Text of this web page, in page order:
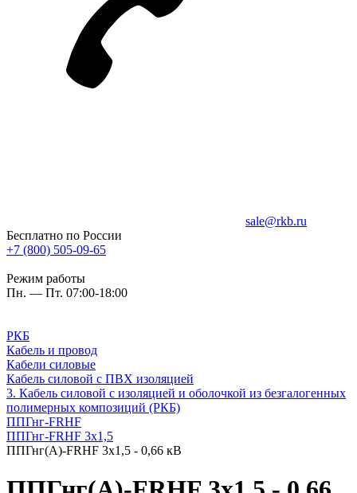
sale@rkb.ru
Бесплатно по России
+7 (800) 505-09-65
Режим работы
Пн. — Пт. 07:00-18:00
РКБ
Кабель и провод
Кабели силовые
Кабель силовой с ПВХ изоляцией
3. Кабель силовой с изоляцией и оболочкой из безгалогенных
полимерных композиций (РКБ)
ППГнг-FRHF
ППГнг-FRHF 3х1,5
ППГнг(А)-FRHF 3х1,5 - 0,66 кВ